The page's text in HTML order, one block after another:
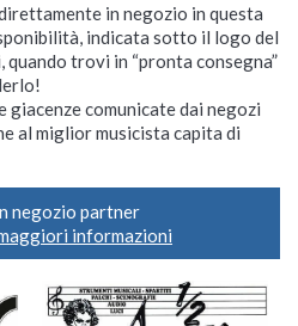
in negozio in questa
indicata sotto il logo del
trovi in “pronta consegna”
comunicate dai negozi
al miglior musicista capita di
negozio partner
informazioni